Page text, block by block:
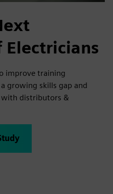
Electricians
improve training
growing skills gap and
with distributors &